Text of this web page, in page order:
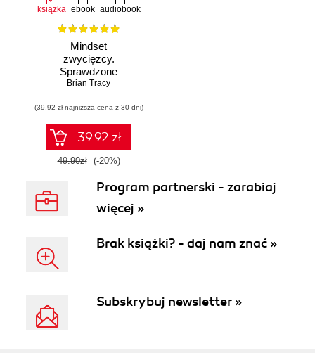
książka ebook audiobook
Mindset
zwycięzcy.
Sprawdzone
strategie na drodze
Brian Tracy
(39,92 zł najniższa cena z 30 dni)
39.92 zł
49.90zł (-20%)
Program partnerski - zarabiaj
więcej »
Brak książki? - daj nam znać »
Subskrybuj newsletter »